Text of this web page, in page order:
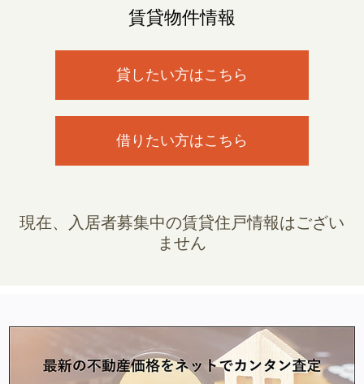
賃貸物件情報
貸したい方はこちら
借りたい方はこちら
現在、入居者募集中の賃貸住戸情報はござい
ません